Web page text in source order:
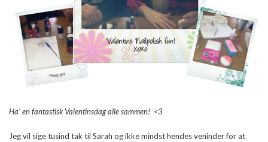
Ha’ en fantastisk Valentinsdag alle sammen! <3
Jeg vil sige tusind tak til Sarah og ikke mindst hendes veninder for at